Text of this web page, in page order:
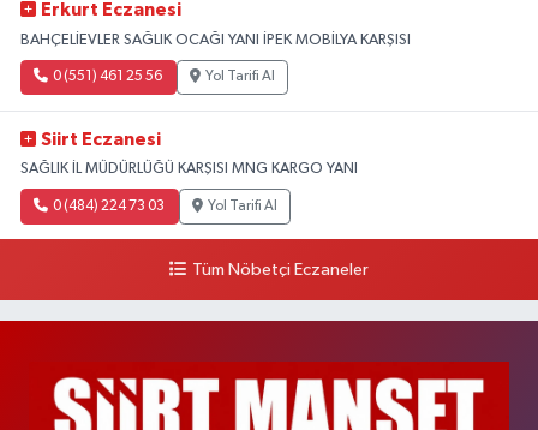
Erkurt Eczanesi
BAHÇELİEVLER SAĞLIK OCAĞI YANI İPEK MOBİLYA KARŞISI
0 (551) 461 25 56 Yol Tarifi Al
Siirt Eczanesi
SAĞLIK İL MÜDÜRLÜĞÜ KARŞISI MNG KARGO YANI
0 (484) 224 73 03 Yol Tarifi Al
Tüm Nöbetçi Eczaneler